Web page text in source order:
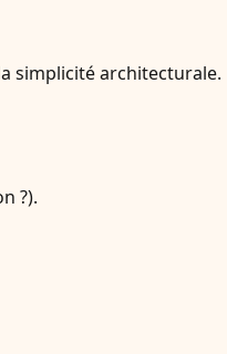
simplicité architecturale.
?).